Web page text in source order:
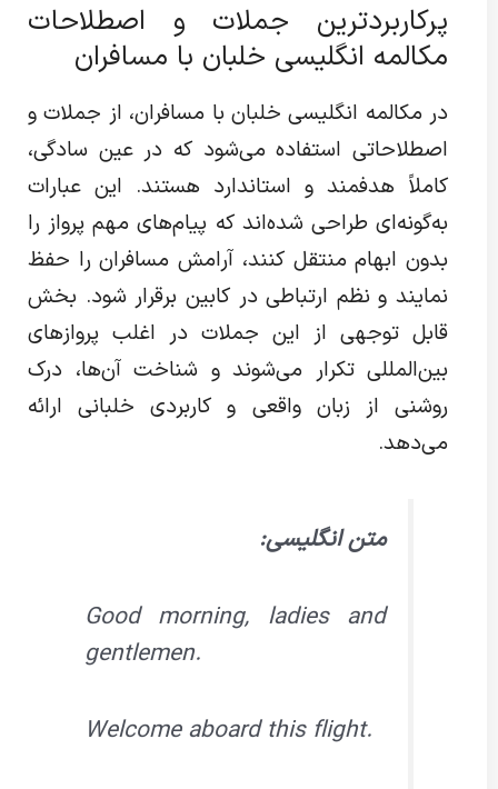
پرکاربردترین جملات و اصطلاحات
مکالمه انگلیسی خلبان با مسافران
در مکالمه انگلیسی خلبان با مسافران، از جملات و
اصطلاحاتی استفاده می‌شود که در عین سادگی،
کاملاً هدفمند و استاندارد هستند. این عبارات
به‌گونه‌ای طراحی شده‌اند که پیام‌های مهم پرواز را
بدون ابهام منتقل کنند، آرامش مسافران را حفظ
نمایند و نظم ارتباطی در کابین برقرار شود. بخش
قابل توجهی از این جملات در اغلب پروازهای
بین‌المللی تکرار می‌شوند و شناخت آن‌ها، درک
روشنی از زبان واقعی و کاربردی خلبانی ارائه
می‌دهد.
متن انگلیسی:
Good morning, ladies and
gentlemen.
Welcome aboard this flight.